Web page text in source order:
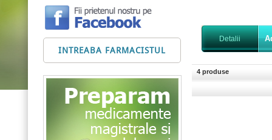
Detalii
4 produse
INTREABA FARMACISTUL